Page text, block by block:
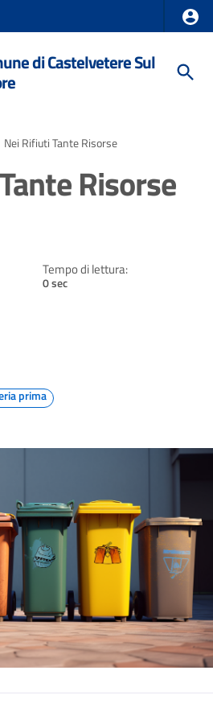
di Castelvetere Sul
Nei Rifiuti Tante Risorse
Risorse
Tempo di lettura:
0 sec
prima